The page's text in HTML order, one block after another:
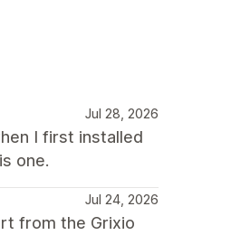
Jul 28, 2026
I first installed
one.
Jul 24, 2026
from the Grixio